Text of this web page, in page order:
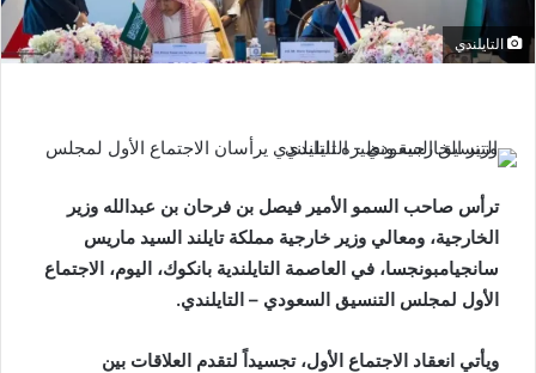
التايلندي
ترأس صاحب السمو الأمير فيصل بن فرحان بن عبدالله وزير
الخارجية، ومعالي وزير خارجية مملكة تايلند السيد ماريس
سانجيامبونجسا، في العاصمة التايلندية بانكوك، اليوم، الاجتماع
الأول لمجلس التنسيق السعودي – التايلندي.
ويأتي انعقاد الاجتماع الأول، تجسيداً لتقدم العلاقات بين